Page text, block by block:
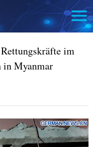
im
in Myanmar